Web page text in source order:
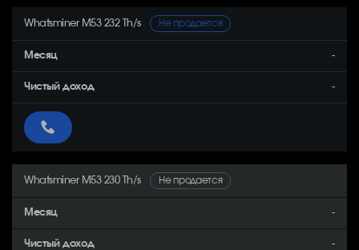
Whatsminer M53 232 Th/s Не продается
-
-
Whatsminer M53 230 Th/s Не продается
-
-